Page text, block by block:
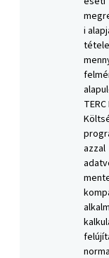
i
TERC
azzal